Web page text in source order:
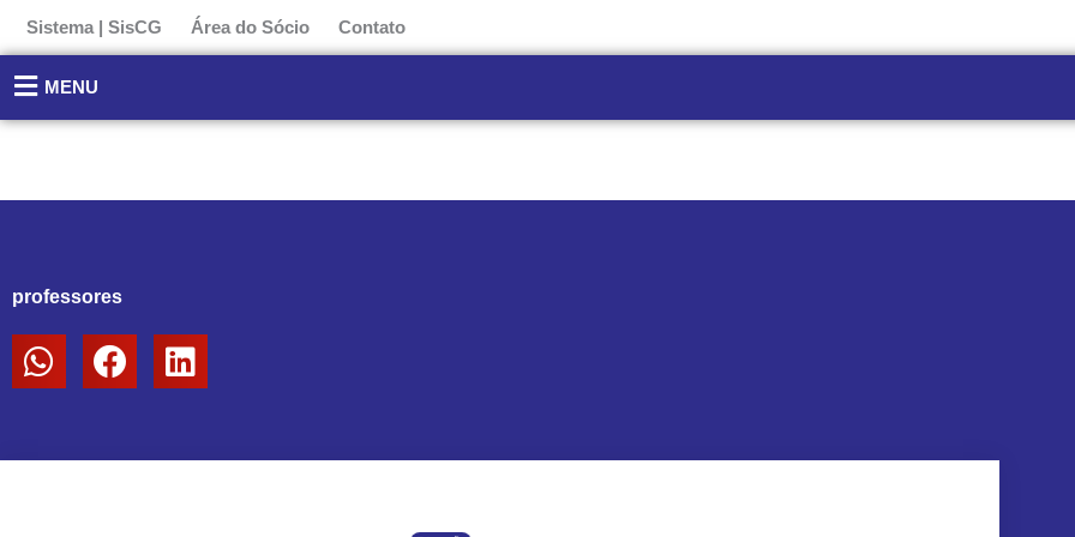
para
Sistema | SisCG Área do Sócio Contato
MENU
professores